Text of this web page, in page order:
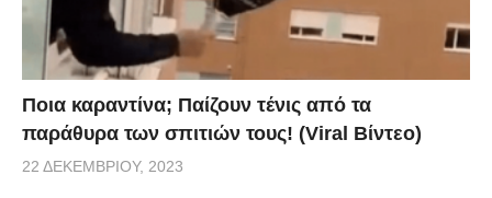
Ποια καραντίνα; Παίζουν τένις από τα
παράθυρα των σπιτιών τους! (Viral Βίντεο)
22 ΔΕΚΕΜΒΡΊΟΥ, 2023